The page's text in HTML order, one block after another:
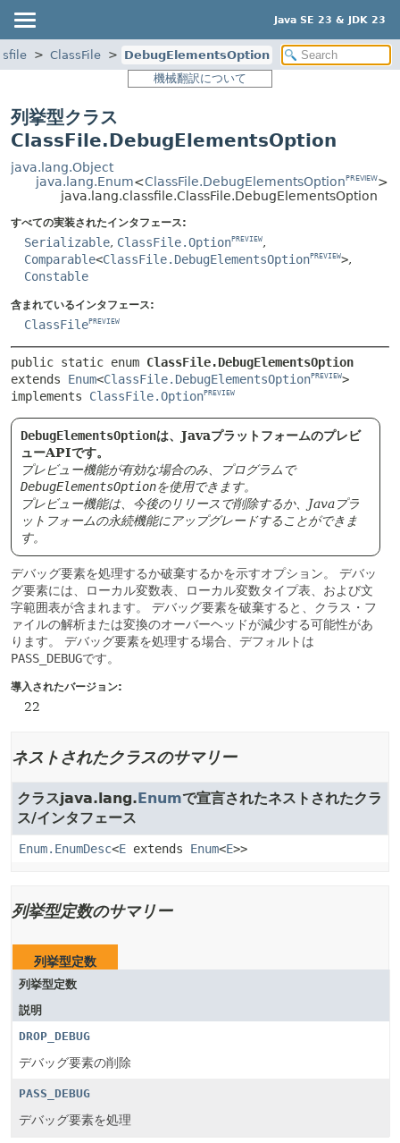
Java SE 23 & JDK 23
ClassFile
DebugElementsOption
機械翻訳について
列挙型クラス
ClassFile.DebugElementsOption
java.lang.Object
java.lang.Enum<ClassFile.DebugElementsOption PREVIEW>
java.lang.classfile.ClassFile.DebugElementsOption
すべての実装されたインタフェース:
Serializable, ClassFile.OptionPREVIEW,
Comparable<ClassFile.DebugElementsOptionPREVIEW>,
Constable
含まれているインタフェース:
ClassFilePREVIEW
public static enum ClassFile.DebugElementsOption
extends Enum<ClassFile.DebugElementsOptionPREVIEW>
implements ClassFile.OptionPREVIEW
DebugElementsOptionは、Javaプラットフォームのプレビ
ューAPIです。
プレビュー機能が有効な場合のみ、プログラムで
DebugElementsOptionを使用できます。
プレビュー機能は、今後のリリースで削除するか、Javaプラ
ットフォームの永続機能にアップグレードすることができま
す。
デバッグ要素を処理するか破棄するかを示すオプション。
デバッ
グ要素には、ローカル変数表、ローカル変数タイプ表、および文
字範囲表が含まれます。
デバッグ要素を破棄すると、クラス・フ
ァイルの解析または変換のオーバーヘッドが減少する可能性があ
ります。
デバッグ要素を処理する場合、デフォルトは
PASS_DEBUGです。
導入されたバージョン:
22
ネストされたクラスのサマリー
クラスjava.lang.Enumで宣言されたネストされたクラ
ス/インタフェース
Enum.EnumDesc<E extends Enum<E>>
列挙型定数のサマリー
列挙型定数
列挙型定数
説明
DROP_DEBUG
デバッグ要素の削除
PASS_DEBUG
デバッグ要素を処理